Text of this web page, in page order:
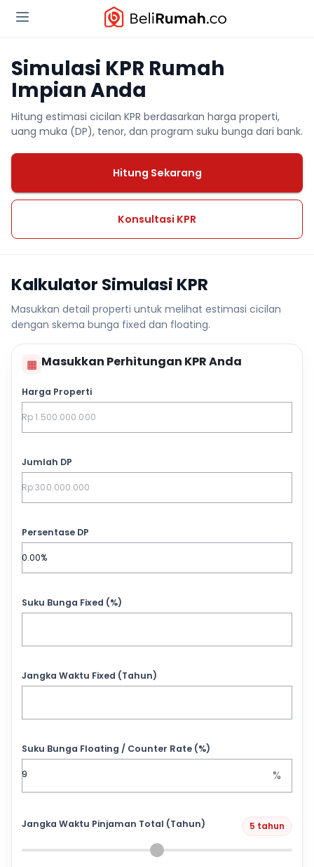
Simulasi KPR Rumah
Impian Anda
Hitung estimasi cicilan KPR berdasarkan harga properti,
uang muka (DP), tenor, dan program suku bunga dari bank.
Hitung Sekarang
Konsultasi KPR
Kalkulator Simulasi KPR
Masukkan detail properti untuk melihat estimasi cicilan
dengan skema bunga fixed dan floating.
▦ Masukkan Perhitungan KPR Anda
Harga Properti
Jumlah DP
Persentase DP
Suku Bunga Fixed (%)
Jangka Waktu Fixed (Tahun)
Suku Bunga Floating / Counter Rate (%)
%
Jangka Waktu Pinjaman Total (Tahun) 5 tahun